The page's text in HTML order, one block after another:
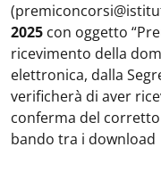
2025 con oggetto
ricevimento della
elettronica, dalla
verificherà di aver
conferma del
bando tra i download